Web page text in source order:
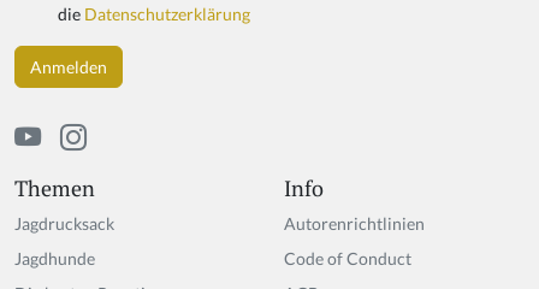
Themen
Jagdrucksack
Jagdhunde
Info
Autorenrichtlinien
Code of Conduct
die Datenschutzerklärung